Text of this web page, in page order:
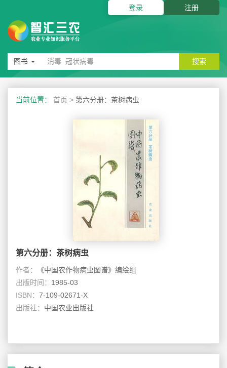
登录 注册
图书 搜索
当前位置： 首页 > 第六分册：茶树病虫
第六分册：茶树病虫
作者：
《中国农作物病虫图谱》编绘组
出版时间： 1985-03
ISBN： 7-109-02671-X
出版社： 中国农业出版社